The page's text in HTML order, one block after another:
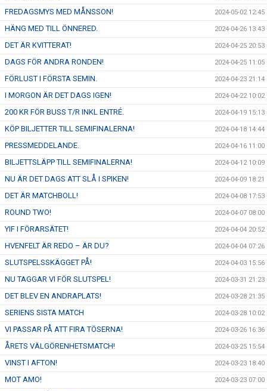
FREDAGSMYS MED MÅNSSON! 2024-05-02 12:45
HÄNG MED TILL ÖNNERED. 2024-04-26 13:43
DET ÄR KVITTERAT! 2024-04-25 20:53
DAGS FÖR ANDRA RONDEN! 2024-04-25 11:05
FÖRLUST I FÖRSTA SEMIN. 2024-04-23 21:14
I MORGON ÄR DET DAGS IGEN! 2024-04-22 10:02
200 KR FÖR BUSS T/R INKL ENTRÉ. 2024-04-19 15:13
KÖP BILJETTER TILL SEMIFINALERNA! 2024-04-18 14:44
PRESSMEDDELANDE. 2024-04-16 11:00
BILJETTSLÄPP TILL SEMIFINALERNA! 2024-04-12 10:09
NU ÄR DET DAGS ATT SLÅ I SPIKEN! 2024-04-09 18:21
DET ÄR MATCHBOLL! 2024-04-08 17:53
ROUND TWO! 2024-04-07 08:00
YIF I FÖRARSÄTET! 2024-04-04 20:52
HVENFELT ÄR REDO – ÄR DU? 2024-04-04 07:26
SLUTSPELSSKÄGGET PÅ! 2024-04-03 15:56
NU TAGGAR VI FÖR SLUTSPEL! 2024-03-31 21:23
DET BLEV EN ANDRAPLATS! 2024-03-28 21:35
SERIENS SISTA MATCH 2024-03-28 10:02
VI PASSAR PÅ ATT FIRA TÖSERNA! 2024-03-26 16:36
ÅRETS VÄLGÖRENHETSMATCH! 2024-03-25 15:54
VINST I AFTON! 2024-03-23 18:40
MOT AMO! 2024-03-23 07:00